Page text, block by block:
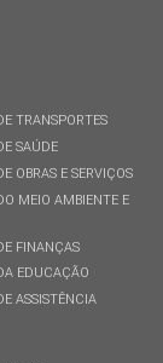
TRANSPORTES
SAÚDE
OBRAS E SERVIÇOS
MEIO AMBIENTE E
FINANÇAS
EDUCAÇÃO
ASSISTÊNCIA